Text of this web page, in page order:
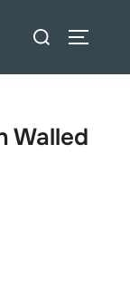
Suchen
Walled